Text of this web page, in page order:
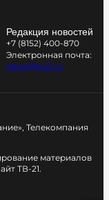
Редакция новостей
+7 (8152) 400-870
Электронная почта:
news@tv21.ru
Телекомпания
материалов
ТВ-21.